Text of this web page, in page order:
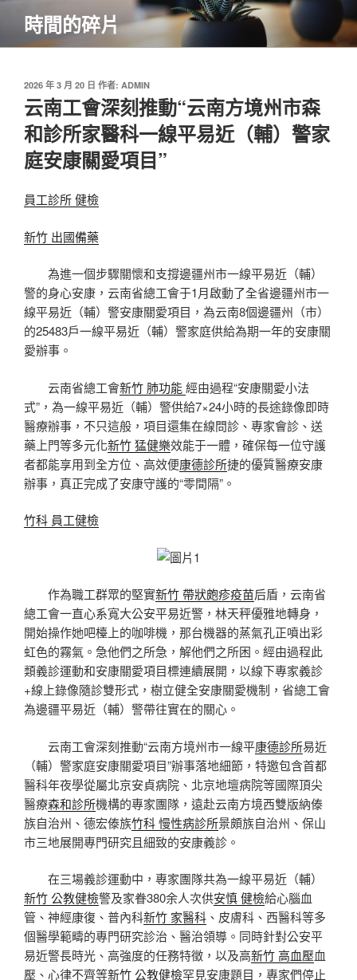
主
時間的碎片
發
佈
於
2026 年 3 月 20 日 作者: ADMIN
云南工會深刻推動“云南方境州市森
和診所家醫科一線平易近（輔）警家
庭安康關愛項目”
員工診所 健檢
新竹 出國備藥
為進一個步驟關懷和支撐邊疆州市一線平易近（輔）
警的身心安康，云南省總工會于1月啟動了全省邊疆州市一
線平易近（輔）警安康關愛項目，為云南8個邊疆州（市）
的25483戶一線平易近（輔）警家庭供給為期一年的安康關
愛辦事。
云南省總工會新竹 肺功能 經由過程“安康關愛小法
式”，為一線平易近（輔）警供給7×24小時的長途錄像即時
醫療辦事，不只這般，項目還集在線問診、專家會診、送
藥上門等多元化新竹 猛健樂效能于一體，確保每一位守護
者都能享用到全方位、高效便康德診所捷的優質醫療安康
辦事，真正完成了安康守護的“零間隔”。
竹科 員工健檢
作為職工群眾的堅實新竹 帶狀皰疹疫苗后盾，云南省
總工會一直心系寬大公安平易近警，林天秤優雅地轉身，
開始操作她吧檯上的咖啡機，那台機器的蒸氣孔正噴出彩
虹色的霧氣。急他們之所急，解他們之所困。經由過程此
類義診運動和安康關愛項目標連續展開，以線下專家義診
+線上錄像隨診雙形式，樹立健全安康關愛機制， 省總工會
為邊疆平易近（輔）警帶往實在的關心。
云南工會深刻推動“云南方境州市一線平康德診所易近
（輔） 警家庭安康關愛項目”辦事落地細節，特邀包含首都
醫科年夜學從屬北京安貞病院、北京地壇病院等國際頂尖
醫療森和診所機構的專家團隊，遠赴云南方境西雙版納傣
族自治州、德宏傣族竹科 慢性病診所景頗族自治州、保山
市三地展開專門研究且細致的安康義診。
在三場義診運動中，專家團隊共為一線平易近 （輔）
新竹 公教健檢警及家眷380余人次供安慎 健檢給心腦血
管、神經康復、普內科新竹 家醫科 、皮膚科、西醫科等多
個醫學範疇的專門研究診治、醫治領導。同時針對公安平
易近警長時光、高強度的任務特徵，以及高新竹 高血壓血
壓、心律不齊等新竹 公教健檢罕見安康題目，專家們停止